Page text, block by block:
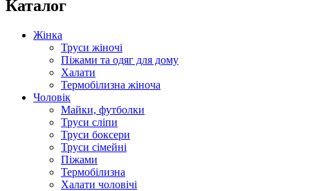
Каталог
Жінка
Труси жіночі
Піжами та одяг для дому
Халати
Термобілизна жіноча
Чоловік
Майки, футболки
Труси сліпи
Труси боксери
Труси сімейні
Піжами
Термобілизна
Халати чоловічі